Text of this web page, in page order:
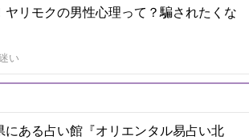
ヤリモクの男性心理って？騙されたくな
い
にある占い館『オリエンタル易占い北